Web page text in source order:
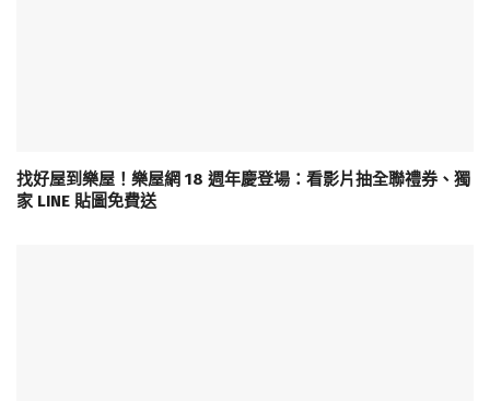
找好屋到樂屋！樂屋網 18 週年慶登場：看影片抽全聯禮券、獨
家 LINE 貼圖免費送